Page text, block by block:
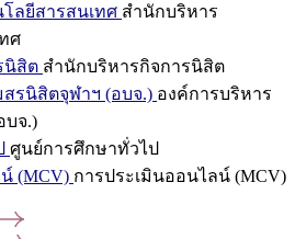
ลยีสารสนเทศ สำนักบริหาร
ศ
นิสิต สำนักบริหารกิจการนิสิต
รนิสิตจุฬาฯ (อบจ.) องค์การบริหาร
บจ.)
ศูนย์การศึกษาทั่วไป
(MCV) การประเมินออนไลน์ (MCV)